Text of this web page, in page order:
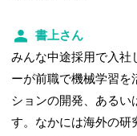
書上さん
みんな中途採用で入社
ーが前職で機械学習を
ションの開発、あるい
す。なかには海外の研